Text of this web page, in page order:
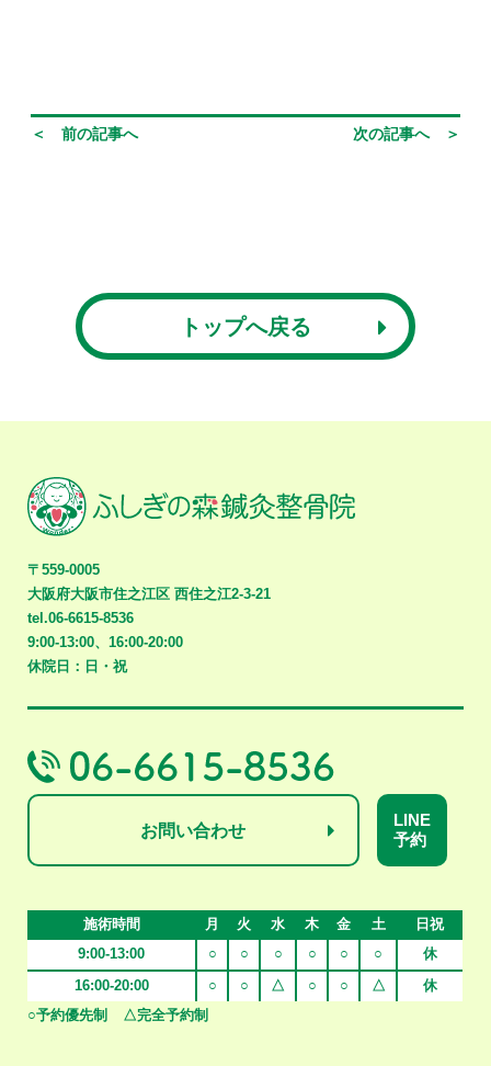
＜ 前の記事へ 次の記事へ ＞
トップへ戻る
〒559-0005
大阪府大阪市住之江区 西住之江2-3-21
tel.06-6615-8536
9:00-13:00、16:00-20:00
休院日：日・祝
お問い合わせ
LINE
予約
施術時間 月 火 水 木 金 土
日祝
9:00-13:00
○ ○ ○ ○ ○ ○ 休
16:00-20:00 ○ ○ △ ○ ○ △
休
○予約優先制
△完全予約制